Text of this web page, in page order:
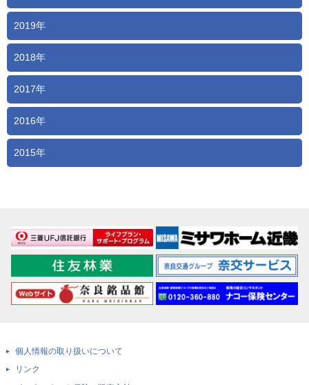
2019年
2018年
2017年
2016年
2015年
個人情報の取り扱いについて
リンク